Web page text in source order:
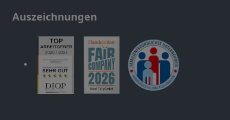
Auszeichnungen